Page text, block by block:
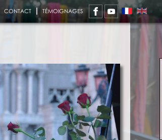
CONTACT TÉMOIGNAGES